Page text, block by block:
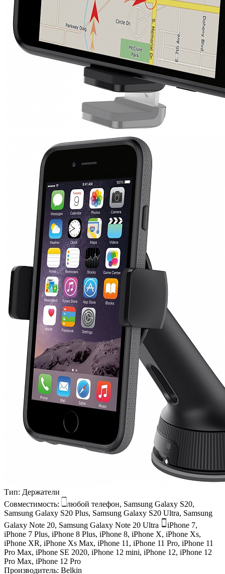
Тип: Держатели
Совместимость:
любой телефон, Samsung Galaxy S20,
Samsung Galaxy S20 Plus, Samsung Galaxy S20 Ultra, Samsung
Galaxy Note 20, Samsung Galaxy Note 20 Ultra
iPhone 7,
iPhone 7 Plus, iPhone 8 Plus, iPhone 8, iPhone X, iPhone Xs,
iPhone XR, iPhone Xs Max, iPhone 11, iPhone 11 Pro, iPhone 11
Pro Max, iPhone SE 2020, iPhone 12 mini, iPhone 12, iPhone 12
Pro Max, iPhone 12 Pro
Производитель: Belkin